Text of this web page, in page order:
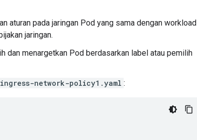
aturan pada jaringan Pod yang sama dengan workload
jaringan.
dan menargetkan Pod berdasarkan label atau pemilih
ingress-network-policy1.yaml :